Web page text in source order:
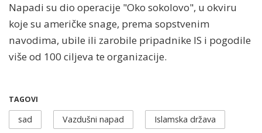
Napadi su dio operacije "Oko sokolovo", u okviru
koje su američke snage, prema sopstvenim
navodima, ubile ili zarobile pripadnike IS i pogodile
više od 100 ciljeva te organizacije.
TAGOVI
sad Vazdušni napad Islamska država